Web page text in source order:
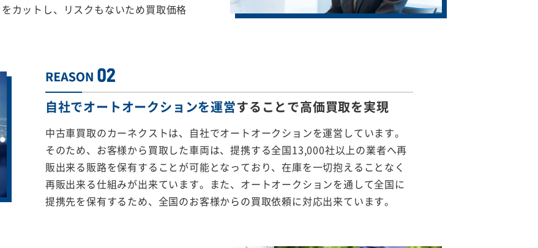
カットし、リスクもないため買取価格
自社でオートオークションを運営することで高価買取を実現
中古車買取のカーネクストは、自社でオートオークションを運営しています。
そのため、お客様から買取した車両は、提携する全国13,000社以上の業者へ再
販出来る販路を保有することが可能となっており、在庫を一切抱えることなく
再販出来る仕組みが出来ています。また、オートオークションを通して全国に
提携先を保有するため、全国のお客様からの買取依頼に対応出来ています。